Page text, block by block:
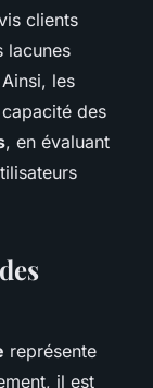
clients
lacunes
les
des
, en évaluant
représente
il est